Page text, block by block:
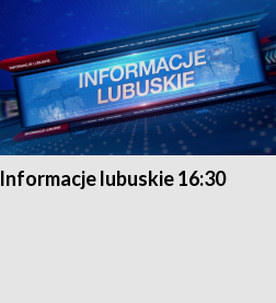
Informacje lubuskie 16:30